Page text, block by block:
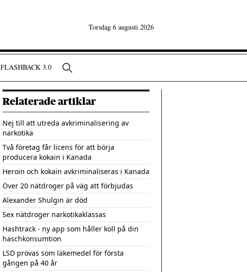
Torsdag 6 augusti 2026
FLASHBACK 3.0
Relaterade artiklar
Nej till att utreda avkriminalisering av
narkotika
Två företag får licens för att börja
producera kokain i Kanada
Heroin och kokain avkriminaliseras i Kanada
Över 20 nätdroger på väg att förbjudas
Alexander Shulgin är död
Sex nätdroger narkotikaklassas
Hashtrack - ny app som håller koll på din
haschkonsumtion
LSD prövas som läkemedel för första
gången på 40 år